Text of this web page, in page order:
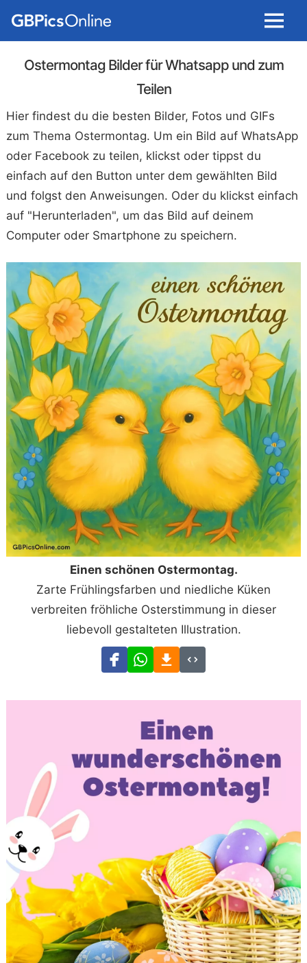
Menu
Ostermontag Bilder für Whatsapp und zum
Teilen
Hier findest du die besten Bilder, Fotos und GIFs
zum Thema Ostermontag. Um ein Bild auf WhatsApp
oder Facebook zu teilen, klickst oder tippst du
einfach auf den Button unter dem gewählten Bild
und folgst den Anweisungen. Oder du klickst einfach
auf "Herunterladen", um das Bild auf deinem
Computer oder Smartphone zu speichern.
Einen schönen Ostermontag.
Zarte Frühlingsfarben und niedliche Küken
verbreiten fröhliche Osterstimmung in dieser
liebevoll gestalteten Illustration.